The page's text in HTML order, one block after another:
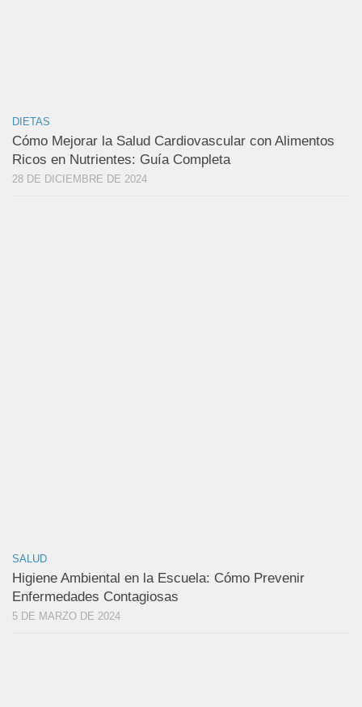
DIETAS
Cómo Mejorar la Salud Cardiovascular con Alimentos
Ricos en Nutrientes: Guía Completa
28 DE DICIEMBRE DE 2024
SALUD
Higiene Ambiental en la Escuela: Cómo Prevenir
Enfermedades Contagiosas
5 DE MARZO DE 2024